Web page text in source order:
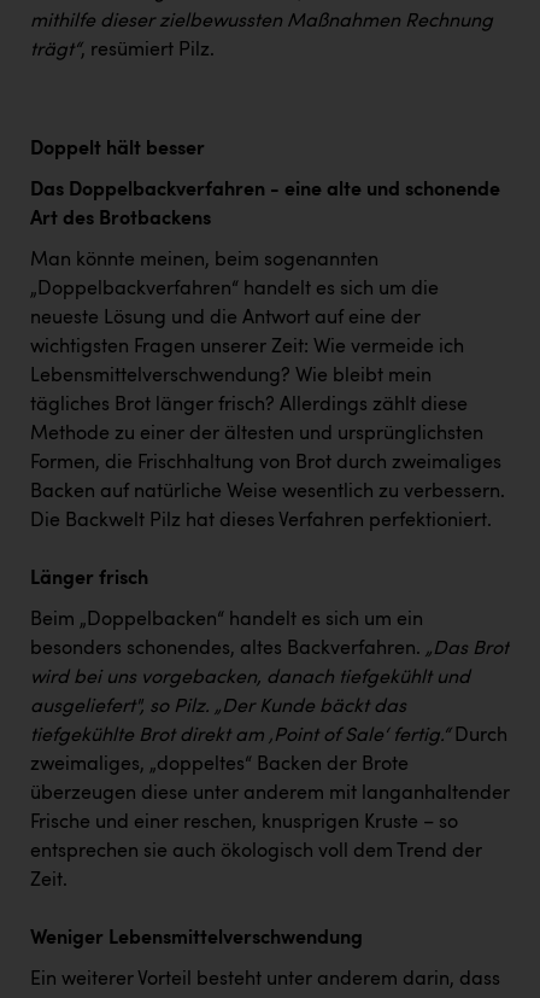
mithilfe dieser zielbewussten Maßnahmen Rechnung
trägt“, resümiert Pilz.
Doppelt hält besser
Das Doppelbackverfahren - eine alte und schonende
Art des Brotbackens
Man könnte meinen, beim sogenannten
„Doppelbackverfahren“ handelt es sich um die
neueste Lösung und die Antwort auf eine der
wichtigsten Fragen unserer Zeit: Wie vermeide ich
Lebensmittelverschwendung? Wie bleibt mein
tägliches Brot länger frisch? Allerdings zählt diese
Methode zu einer der ältesten und ursprünglichsten
Formen, die Frischhaltung von Brot durch zweimaliges
Backen auf natürliche Weise wesentlich zu verbessern.
Die Backwelt Pilz hat dieses Verfahren perfektioniert.
Länger frisch
Beim „Doppelbacken“ handelt es sich um ein
besonders schonendes, altes Backverfahren. „Das Brot
wird bei uns vorgebacken, danach tiefgekühlt und
ausgeliefert", so Pilz. „Der Kunde bäckt das
tiefgekühlte Brot direkt am ‚Point of Sale‘ fertig.“Durch
zweimaliges, „doppeltes“ Backen der Brote
überzeugen diese unter anderem mit langanhaltender
Frische und einer reschen, knusprigen Kruste – so
entsprechen sie auch ökologisch voll dem Trend der
Zeit.
Weniger Lebensmittelverschwendung
Ein weiterer Vorteil besteht unter anderem darin, dass